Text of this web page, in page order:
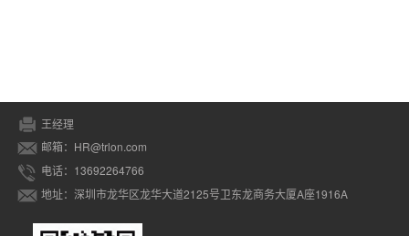
王经理
邮箱：HR@trlon.com
电话：13692264766
地址：深圳市龙华区龙华大道2125号卫东龙商务大厦A座1916A